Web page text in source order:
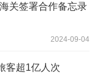
关签署合作备忘录
2024-09-04
客超1亿人次